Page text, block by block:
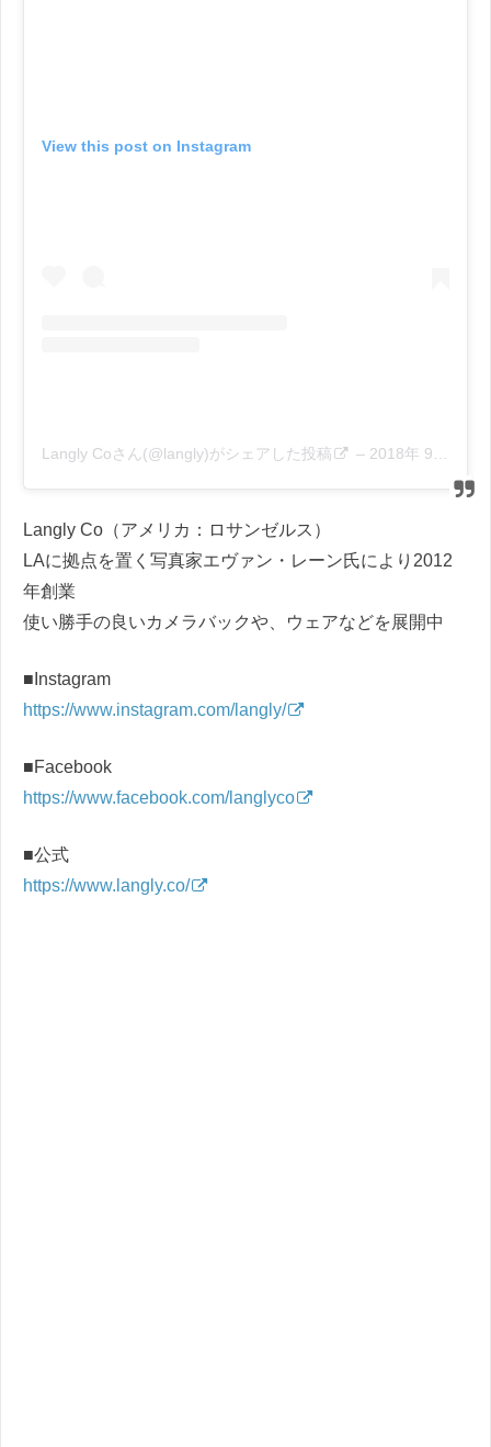
View this post on Instagram
Langly Coさん(@langly)がシェアした投稿 – 2018年 9月月24日午前9時23分PDT
Langly Co（アメリカ：ロサンゼルス）
LAに拠点を置く写真家エヴァン・レーン氏により2012
年創業
使い勝手の良いカメラバックや、ウェアなどを展開中
■Instagram
https://www.instagram.com/langly/
■Facebook
https://www.facebook.com/langlyco
■公式
https://www.langly.co/